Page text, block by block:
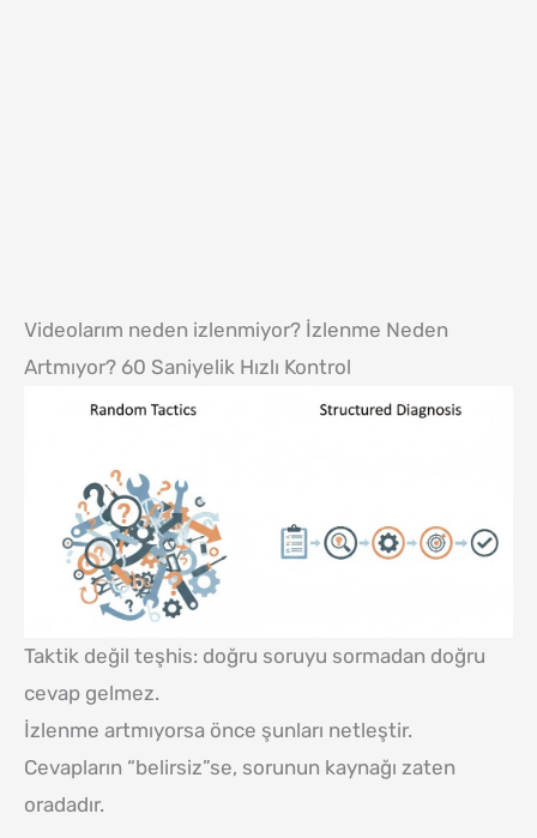
Videolarım neden izlenmiyor? İzlenme Neden
Artmıyor? 60 Saniyelik Hızlı Kontrol
Taktik değil teşhis: doğru soruyu sormadan doğru
cevap gelmez.
İzlenme artmıyorsa önce şunları netleştir.
Cevapların “belirsiz”se, sorunun kaynağı zaten
oradadır.